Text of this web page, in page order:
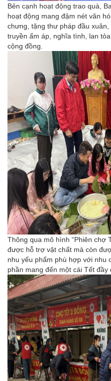
Bên cạnh hoạt động trao quà,
hoạt động mang đậm nét văn
chưng, tặng thư pháp đầu
truyền ấm áp, nghĩa tình, lan
cộng đồng.
Thông qua mô hình “Phiên chợ
được hỗ trợ vật chất mà còn
nhu yếu phẩm phù hợp với nhu
phần mang đến một cái Tết đầy